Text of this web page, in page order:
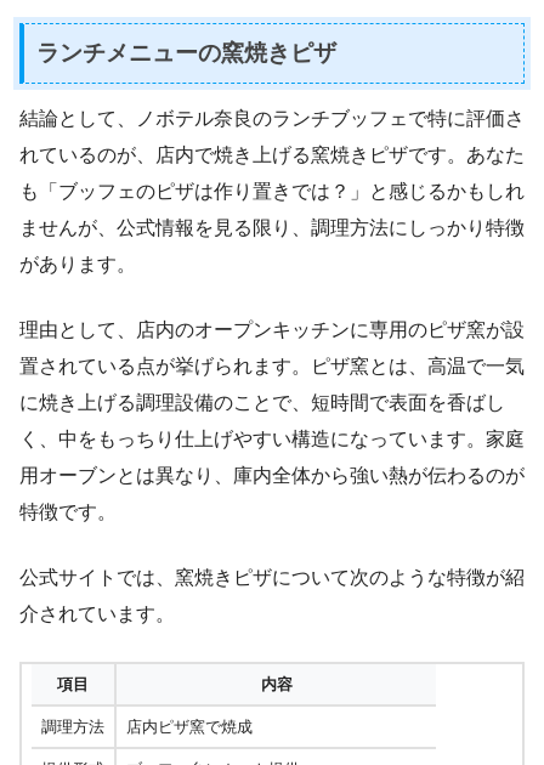
ランチメニューの窯焼きピザ
結論として、ノボテル奈良のランチブッフェで特に評価さ
れているのが、店内で焼き上げる窯焼きピザです。あなた
も「ブッフェのピザは作り置きでは？」と感じるかもしれ
ませんが、公式情報を見る限り、調理方法にしっかり特徴
があります。
理由として、店内のオープンキッチンに専用のピザ窯が設
置されている点が挙げられます。ピザ窯とは、高温で一気
に焼き上げる調理設備のことで、短時間で表面を香ばし
く、中をもっちり仕上げやすい構造になっています。家庭
用オーブンとは異なり、庫内全体から強い熱が伝わるのが
特徴です。
公式サイトでは、窯焼きピザについて次のような特徴が紹
介されています。
項目 内容
調理方法 店内ピザ窯で焼成